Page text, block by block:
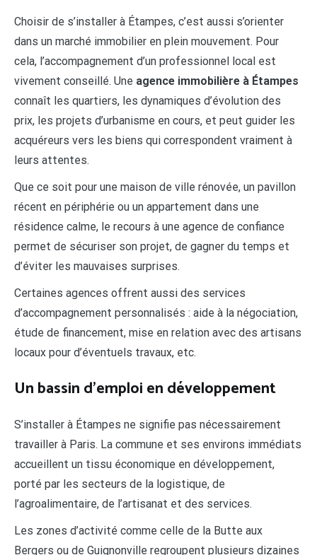
Choisir de s’installer à Étampes, c’est aussi s’orienter
dans un marché immobilier en plein mouvement. Pour
cela, l’accompagnement d’un professionnel local est
vivement conseillé. Une agence immobilière à Étampes
connaît les quartiers, les dynamiques d’évolution des
prix, les projets d’urbanisme en cours, et peut guider les
acquéreurs vers les biens qui correspondent vraiment à
leurs attentes.
Que ce soit pour une maison de ville rénovée, un pavillon
récent en périphérie ou un appartement dans une
résidence calme, le recours à une agence de confiance
permet de sécuriser son projet, de gagner du temps et
d’éviter les mauvaises surprises.
Certaines agences offrent aussi des services
d’accompagnement personnalisés : aide à la négociation,
étude de financement, mise en relation avec des artisans
locaux pour d’éventuels travaux, etc.
Un bassin d’emploi en développement
S’installer à Étampes ne signifie pas nécessairement
travailler à Paris. La commune et ses environs immédiats
accueillent un tissu économique en développement,
porté par les secteurs de la logistique, de
l’agroalimentaire, de l’artisanat et des services.
Les zones d’activité comme celle de la Butte aux
Bergers ou de Guignonville regroupent plusieurs dizaines